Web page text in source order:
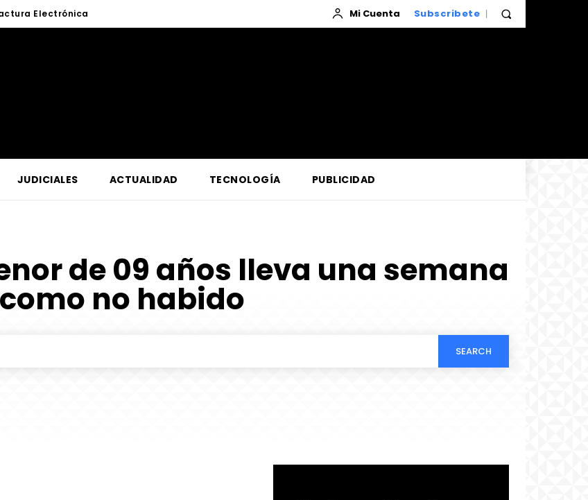
Electrónica Mi Cuenta Subscribete
JUDICIALES ACTUALIDAD TECNOLOGÍA PUBLICIDAD
de 09 años lleva una semana
como no habido
SEARCH